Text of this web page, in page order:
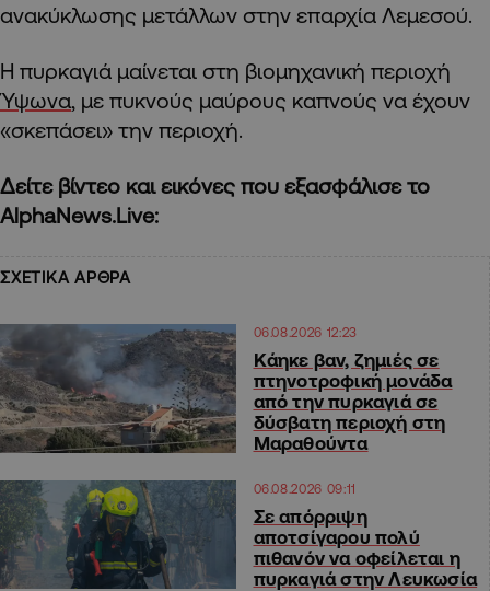
ανακύκλωσης μετάλλων στην επαρχία Λεμεσού.
Η πυρκαγιά μαίνεται στη βιομηχανική περιοχή
Ύψωνα, με πυκνούς μαύρους καπνούς να έχουν
«σκεπάσει» την περιοχή.
Δείτε βίντεο και εικόνες που εξασφάλισε το
AlphaNews.Live:
ΣΧΕΤΙΚΑ ΑΡΘΡΑ
06.08.2026 12:23
Κάηκε βαν, ζημιές σε
πτηνοτροφική μονάδα
από την πυρκαγιά σε
δύσβατη περιοχή στη
Μαραθούντα
06.08.2026 09:11
Σε απόρριψη
απoτσίγαρου πολύ
πιθανόν να οφείλεται η
πυρκαγιά στην Λευκωσία